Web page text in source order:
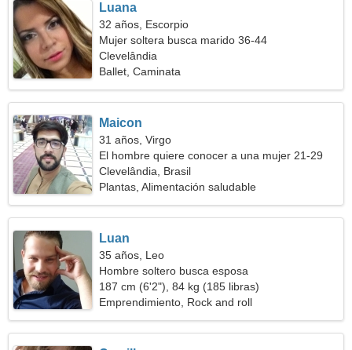
Luana
32 años, Escorpio
Mujer soltera busca marido 36-44
Clevelândia
Ballet, Caminata
Maicon
31 años, Virgo
El hombre quiere conocer a una mujer 21-29
Clevelândia, Brasil
Plantas, Alimentación saludable
Luan
35 años, Leo
Hombre soltero busca esposa
187 cm (6'2"), 84 kg (185 libras)
Emprendimiento, Rock and roll